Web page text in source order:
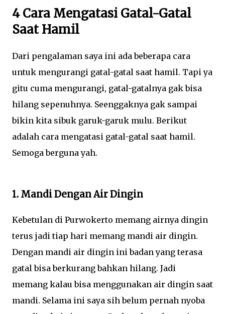
4 Cara Mengatasi Gatal-Gatal
Saat Hamil
Dari pengalaman saya ini ada beberapa cara
untuk mengurangi gatal-gatal saat hamil. Tapi ya
gitu cuma mengurangi, gatal-gatalnya gak bisa
hilang sepenuhnya. Seenggaknya gak sampai
bikin kita sibuk garuk-garuk mulu. Berikut
adalah cara mengatasi gatal-gatal saat hamil.
Semoga berguna yah.
1. Mandi Dengan Air Dingin
Kebetulan di Purwokerto memang airnya dingin
terus jadi tiap hari memang mandi air dingin.
Dengan mandi air dingin ini badan yang terasa
gatal bisa berkurang bahkan hilang. Jadi
memang kalau bisa menggunakan air dingin saat
mandi. Selama ini saya sih belum pernah nyoba